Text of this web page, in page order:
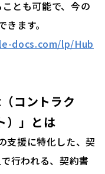
とも可能で、今の
ます。
docs.com/lp/Hub
コントラク
）」とは
支援に特化した、契
行われる、契約書